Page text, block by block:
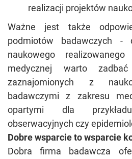
realizacji projektów
Ważne jest także
podmiotów badawczych -
naukowego
medycznej warto
zaznajomionych z
badawczymi z zakresu
opartymi dla
obserwacyjnych czy
Dobre wsparcie to wsparcie
Dobra firma badawcza